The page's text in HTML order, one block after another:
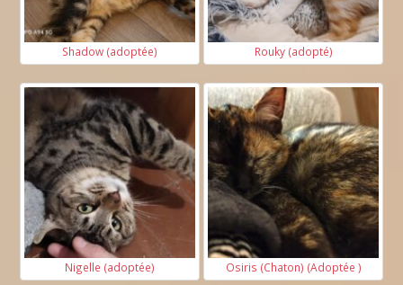
Shadow (adoptée) Rouky (adopté)
Nigelle (adoptée) Osiris (Chaton) (Adoptée )